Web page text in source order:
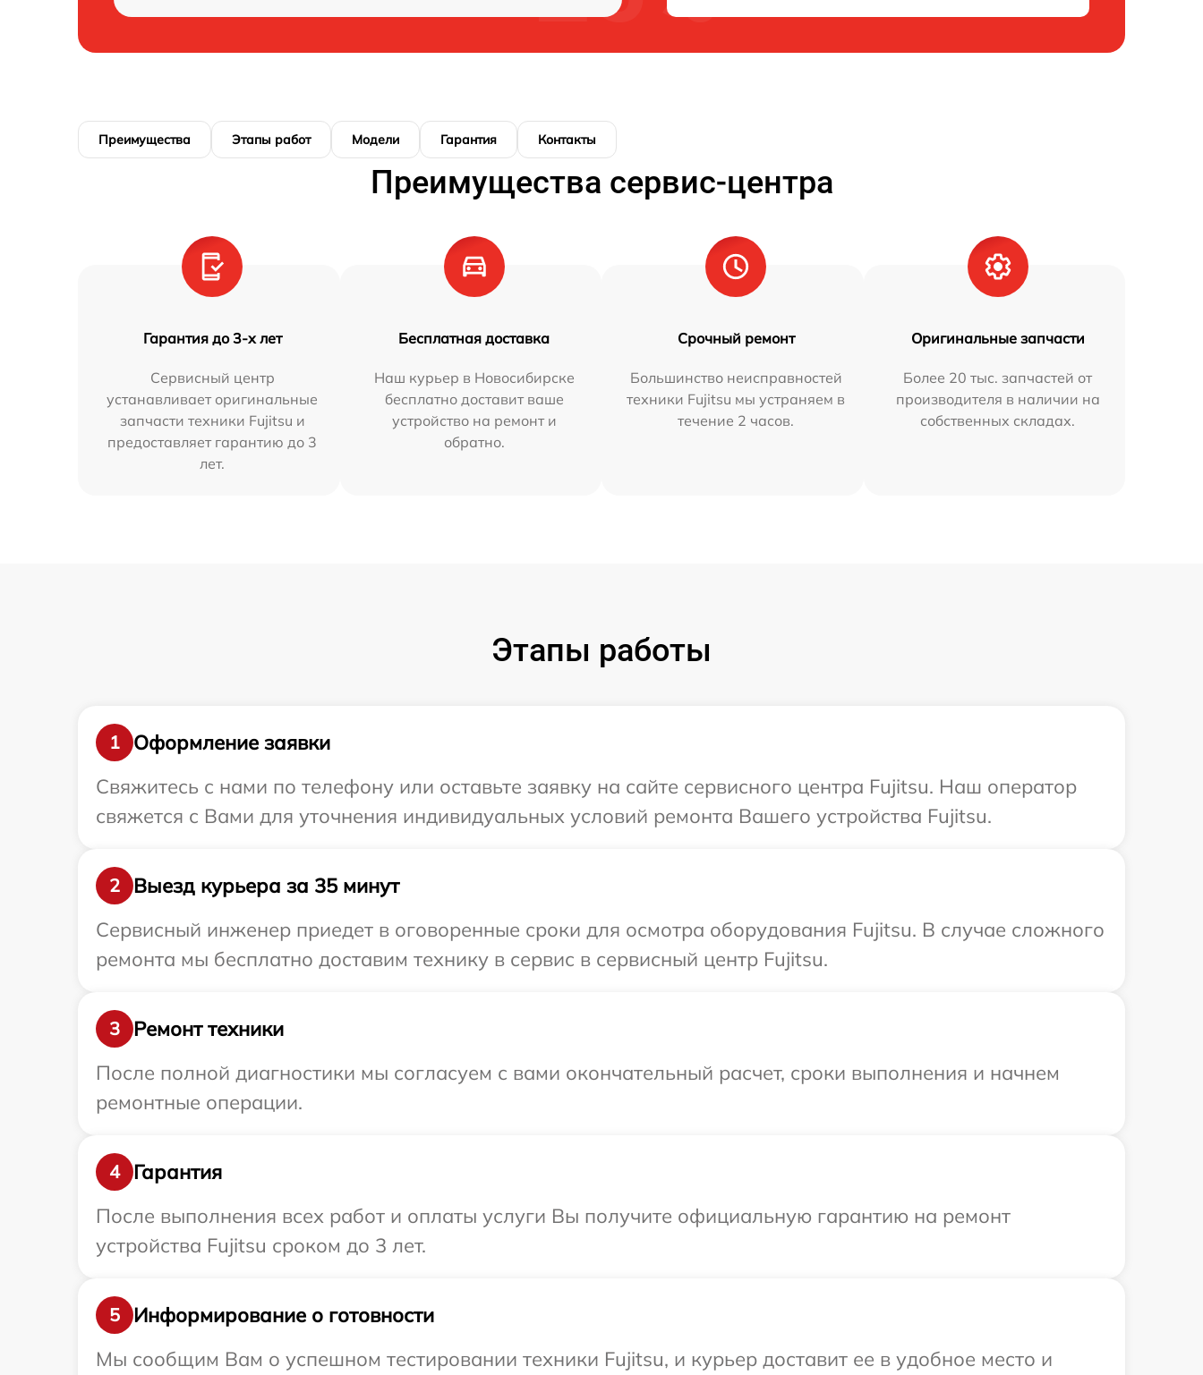
Преимущества Этапы работ Модели Гарантия Контакты
Преимущества сервис-центра
Гарантия до 3-х лет
Сервисный центр
устанавливает оригинальные
запчасти техники Fujitsu и
предоставляет гарантию до 3
лет.
Бесплатная доставка
Наш курьер в Новосибирске
бесплатно доставит ваше
устройство на ремонт и
обратно.
Срочный ремонт
Большинство неисправностей
техники Fujitsu мы устраняем в
течение 2 часов.
Оригинальные запчасти
Более 20 тыс. запчастей от
производителя в наличии на
собственных складах.
Этапы работы
1
Оформление заявки
Свяжитесь с нами по телефону или оставьте заявку на сайте сервисного центра Fujitsu. Наш оператор
свяжется с Вами для уточнения индивидуальных условий ремонта Вашего устройства Fujitsu.
2
Выезд курьера за 35 минут
Сервисный инженер приедет в оговоренные сроки для осмотра оборудования Fujitsu. В случае сложного
ремонта мы бесплатно доставим технику в сервис в сервисный центр Fujitsu.
3
Ремонт техники
После полной диагностики мы согласуем с вами окончательный расчет, сроки выполнения и начнем
ремонтные операции.
4
Гарантия
После выполнения всех работ и оплаты услуги Вы получите официальную гарантию на ремонт
устройства Fujitsu сроком до 3 лет.
5
Информирование о готовности
Мы сообщим Вам о успешном тестировании техники Fujitsu, и курьер доставит ее в удобное место и